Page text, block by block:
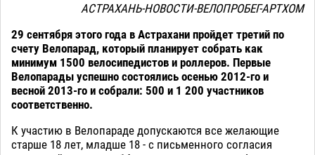
АСТРАХАНЬ-НОВОСТИ-ВЕЛОПРОБЕГ-АРТХОМ
29 сентября этого года в Астрахани пройдет третий по
счету Велопарад, который планирует собрать как
минимум 1500 велосипедистов и роллеров. Первые
Велопарады успешно состоялись осенью 2012-го и
весной 2013-го и собрали: 500 и 1 200 участников
соответственно.
К участию в Велопараде допускаются все желающие
старше 18 лет, младше 18 - с письменного согласия